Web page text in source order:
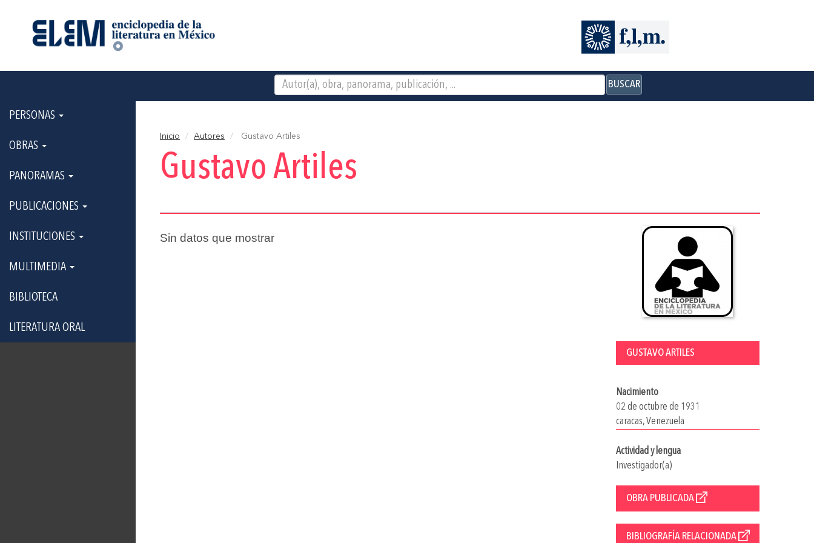
BUSCAR
PERSONAS
OBRAS
PANORAMAS
PUBLICACIONES
INSTITUCIONES
MULTIMEDIA
BIBLIOTECA
LITERATURA ORAL
Inicio Autores Gustavo Artiles
Gustavo Artiles
GUSTAVO ARTILES
Nacimiento
02 de octubre de 1931
caracas, Venezuela
Actividad y lengua
Investigador(a)
OBRA PUBLICADA
BIBLIOGRAFÍA RELACIONADA
Sin datos que mostrar